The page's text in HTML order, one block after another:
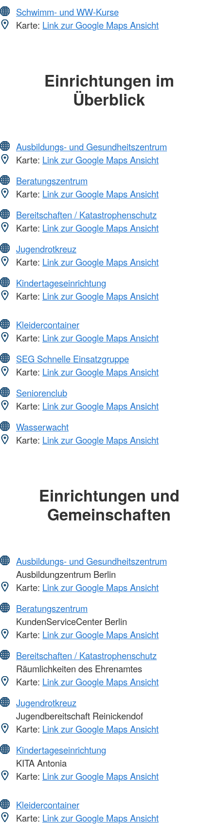
Schwimm- und WW-Kurse
Karte: Link zur Google Maps Ansicht
Einrichtungen im
Überblick
Ausbildungs- und Gesundheitszentrum
Karte: Link zur Google Maps Ansicht
Beratungszentrum
Karte: Link zur Google Maps Ansicht
Bereitschaften / Katastrophenschutz
Karte: Link zur Google Maps Ansicht
Jugendrotkreuz
Karte: Link zur Google Maps Ansicht
Kindertageseinrichtung
Karte: Link zur Google Maps Ansicht
Kleidercontainer
Karte: Link zur Google Maps Ansicht
SEG Schnelle Einsatzgruppe
Karte: Link zur Google Maps Ansicht
Seniorenclub
Karte: Link zur Google Maps Ansicht
Wasserwacht
Karte: Link zur Google Maps Ansicht
Einrichtungen und
Gemeinschaften
Ausbildungs- und Gesundheitszentrum
Ausbildungzentrum Berlin
Karte: Link zur Google Maps Ansicht
Beratungszentrum
KundenServiceCenter Berlin
Karte: Link zur Google Maps Ansicht
Bereitschaften / Katastrophenschutz
Räumlichkeiten des Ehrenamtes
Karte: Link zur Google Maps Ansicht
Jugendrotkreuz
Jugendbereitschaft Reinickendof
Karte: Link zur Google Maps Ansicht
Kindertageseinrichtung
KITA Antonia
Karte: Link zur Google Maps Ansicht
Kleidercontainer
Karte: Link zur Google Maps Ansicht